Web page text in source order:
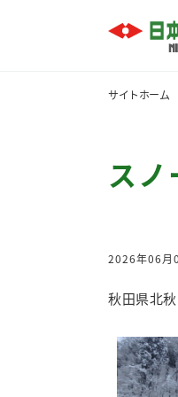
サイトホーム
スノ
2026年06月
秋田県北